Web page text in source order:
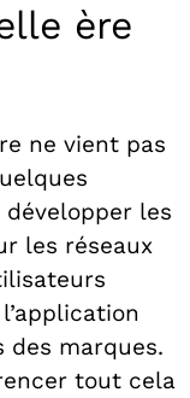
ère
ne vient pas
développer les
les réseaux
des marques.
tout cela